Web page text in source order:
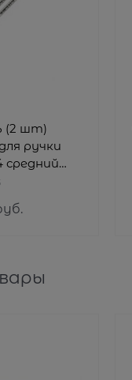
(2 шт)
ручки
средний
8518-